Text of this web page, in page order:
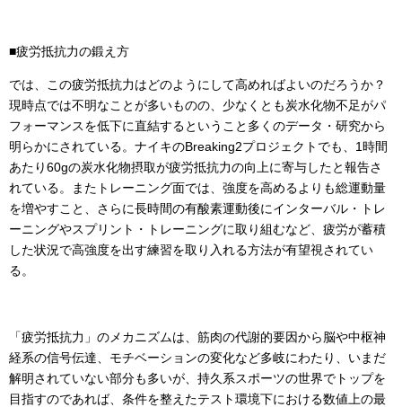
■疲労抵抗力の鍛え方
では、この疲労抵抗力はどのようにして高めればよいのだろうか？
現時点では不明なことが多いものの、少なくとも炭水化物不足がパ
フォーマンスを低下に直結するということ多くのデータ・研究から
明らかにされている。ナイキのBreaking2プロジェクトでも、1時間
あたり60gの炭水化物摂取が疲労抵抗力の向上に寄与したと報告さ
れている。またトレーニング面では、強度を高めるよりも総運動量
を増やすこと、さらに長時間の有酸素運動後にインターバル・トレ
ーニングやスプリント・トレーニングに取り組むなど、疲労が蓄積
した状況で高強度を出す練習を取り入れる方法が有望視されてい
る。
「疲労抵抗力」のメカニズムは、筋肉の代謝的要因から脳や中枢神
経系の信号伝達、モチベーションの変化など多岐にわたり、いまだ
解明されていない部分も多いが、持久系スポーツの世界でトップを
目指すのであれば、条件を整えたテスト環境下における数値上の最